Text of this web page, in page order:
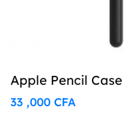
Apple Pencil Case
33 ,000CFA